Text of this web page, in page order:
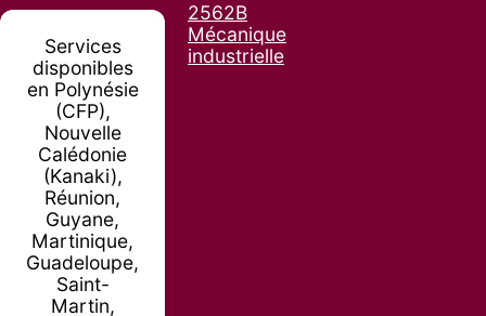
Services
disponibles
en Polynésie
(CFP),
Nouvelle
Calédonie
(Kanaki),
Réunion,
Guyane,
Martinique,
Guadeloupe,
Saint-
Martin,
2562B
Mécanique
industrielle